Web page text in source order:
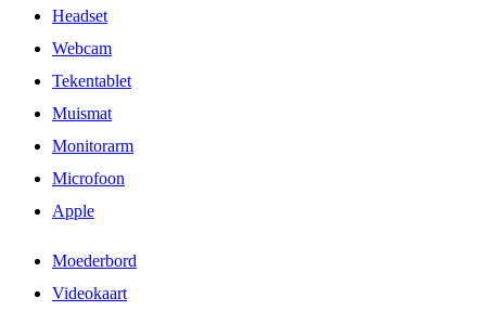
Headset
Webcam
Tekentablet
Muismat
Monitorarm
Microfoon
Apple
Moederbord
Videokaart